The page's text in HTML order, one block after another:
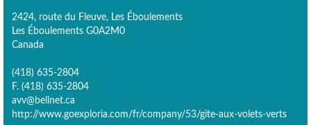
2424, route du Fleuve, Les Éboulements
Les Éboulements G0A2M0
Canada
(418) 635-2804
F. (418) 635-2804
avv@bellnet.ca
http://www.goexploria.com/fr/company/53/gite-aux-volets-verts